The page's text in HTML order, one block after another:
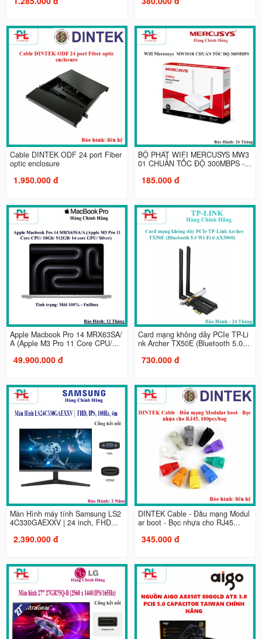
Cable DINTEK ODF 24 port Fiber
optic enclosure
1.950.000 đ
BỘ PHÁT WIFI MERCUSYS MW3
01 CHUẨN TỐC ĐỘ 300MBPS -...
185.000 đ
Apple Macbook Pro 14 MRX63SA/
A (Apple M3 Pro 11 Core CPU/...
49.900.000 đ
Card mạng không dây PCIe TP-Li
nk Archer TX50E (Bluetooth 5.0...
730.000 đ
Màn Hình máy tính Samsung LS2
4C330GAEXXV | 24 inch, FHD...
2.390.000 đ
DINTEK Cable - Đầu mạng Modul
ar boot - Bọc nhựa cho RJ45...
345.000 đ